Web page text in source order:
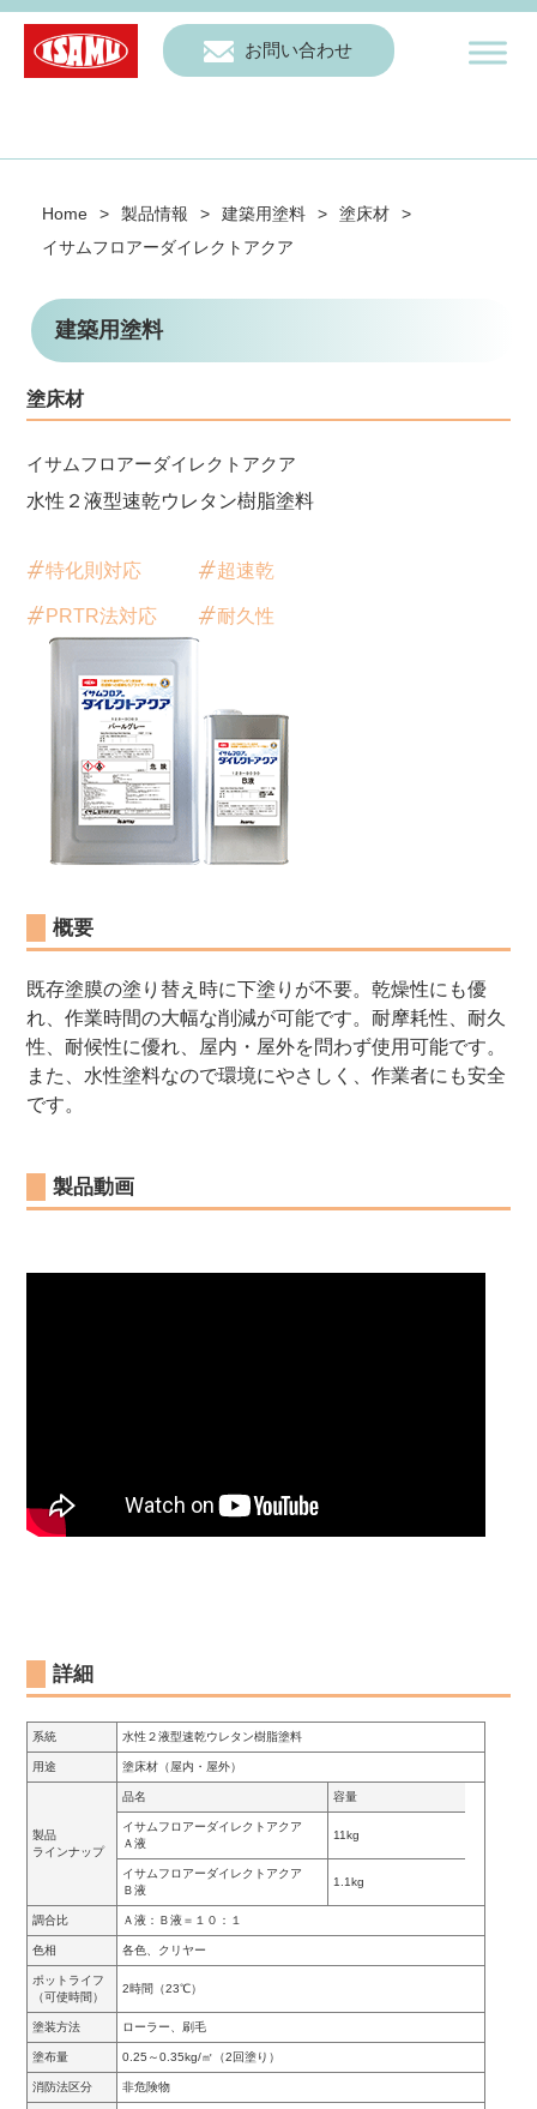
お問い合わせ
Home > 製品情報 > 建築用塗料 > 塗床材
>
イサムフロアーダイレクトアクア
建築用塗料
塗床材
イサムフロアーダイレクトアクア
水性２液型速乾ウレタン樹脂塗料
特化則対応 超速乾
PRTR法対応 耐久性
概要
既存塗膜の塗り替え時に下塗りが不要。乾燥性にも優
れ、作業時間の大幅な削減が可能です。耐摩耗性、耐久
性、耐候性に優れ、屋内・屋外を問わず使用可能です。
また、水性塗料なので環境にやさしく、作業者にも安全
です。
製品動画
詳細
系統 水性２液型速乾ウレタン樹脂塗料
用途 塗床材（屋内・屋外）
製品
ラインナップ
品名 容量
イサムフロアーダイレクトアクア
Ａ液
11kg
イサムフロアーダイレクトアクア
Ｂ液
1.1kg
調合比 Ａ液：Ｂ液＝１０：１
色相 各色、クリヤー
ポットライフ
（可使時間）
2時間（23℃）
塗装方法 ローラー、刷毛
塗布量 0.25～0.35kg/㎡（2回塗り）
消防法区分 非危険物